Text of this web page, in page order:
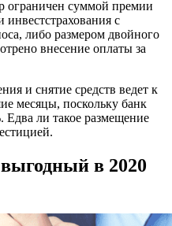
ограничен суммой премии
инвестстрахования с
либо размером двойного
внесение оплаты за
и снятие средств ведет к
месяцы, поскольку банк
Едва ли такое размещение
в 2020